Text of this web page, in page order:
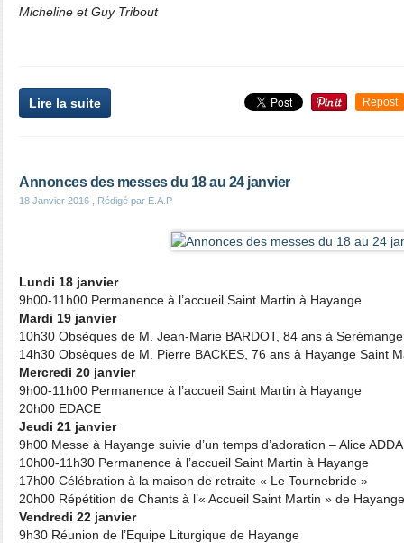
Micheline et Guy Tribout
Lire la suite Repost
Annonces des messes du 18 au 24 janvier
18 Janvier 2016 , Rédigé par E.A.P
Lundi 18 janvier
9h00-11h00 Permanence à l’accueil Saint Martin à Hayange
Mardi 19 janvier
10h30 Obsèques de M. Jean-Marie BARDOT, 84 ans à Serémange
14h30 Obsèques de M. Pierre BACKES, 76 ans à Hayange Saint
Mercredi 20 janvier
9h00-11h00 Permanence à l’accueil Saint Martin à Hayange
20h00 EDACE
Jeudi 21 janvier
9h00 Messe à Hayange suivie d’un temps d’adoration – Alice
10h00-11h30 Permanence à l’accueil Saint Martin à Hayange
17h00 Célébration à la maison de retraite « Le Tournebride »
20h00 Répétition de Chants à l’« Accueil Saint Martin » de Hayange
Vendredi 22 janvier
9h30 Réunion de l’Equipe Liturgique de Hayange